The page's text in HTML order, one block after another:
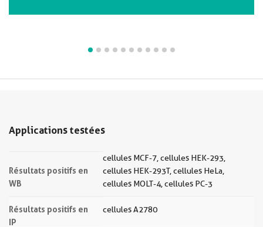
Applications testées
Résultats positifs en
WB
cellules MCF-7, cellules HEK-293,
cellules HEK-293T, cellules HeLa,
cellules MOLT-4, cellules PC-3
Résultats positifs en
IP
cellules A2780